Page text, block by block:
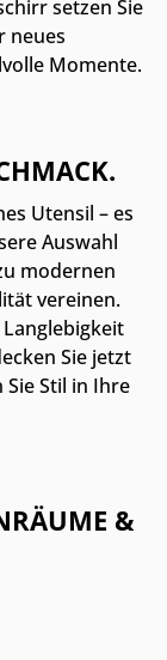
setzen Sie
neues
Momente.
Utensil – es
Auswahl
modernen
vereinen.
Sie jetzt
Stil in Ihre
&